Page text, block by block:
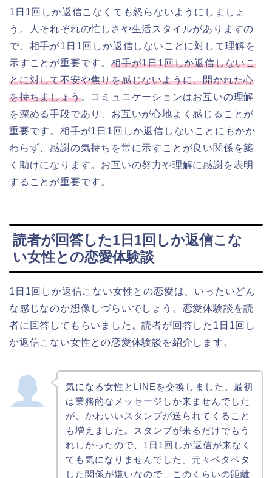
1日1回しか返信こなくても怒らないようにしましょ
う。人それぞれの忙しさや生活スタイルがありますの
で、相手が1日1回しか返信しないことに対して理解を
示すことが重要です。 相手が1日1回しか返信しないこ
とに対して不安や焦りを感じないように、開かれた心
を持ちましょう。コミュニケーションはお互いの理解
を深める手段であり、お互いが心地よく感じることが
重要です。相手が1日1回しか返信しないことにもかか
わらず、感謝の気持ちを常に示すことが良い関係を築
く助けになります。お互いの努力や理解に感謝を表明
することが重要です。
読者が回答した1日1回しか返信こな
い女性との恋愛体験談
1日1回しか返信こない女性との恋愛は、いったいどん
な感じなのか想像しづらいでしょう。恋愛体験談を読
者に回答してもらいました。読者が回答した1日1回し
か返信こない女性との恋愛体験談を紹介します。
気になる女性とLINEを交換しました。最初
は業務的なメッセージしか来ませんでした
が、かわいいスタンプが送られてくること
も増えました。スタンプが来るだけでもう
れしかったので、1日1回しか返信が来なく
ても気になりませんでした。元々ベタベタ
した関係が嫌いなので、このくらいの距離